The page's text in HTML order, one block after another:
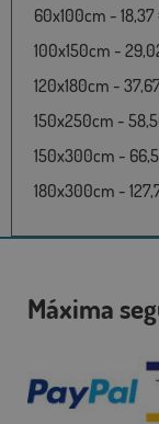
60x100cm - 18,37
100x150cm -
120x180cm -
150x250cm -
150x300cm -
180x300cm -
Máxima